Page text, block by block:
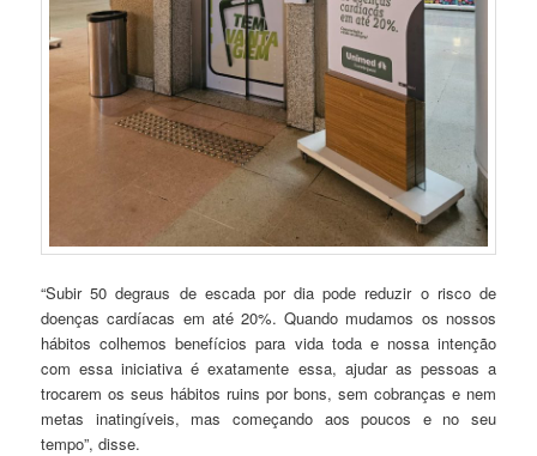
“Subir 50 degraus de escada por dia pode reduzir o risco de
doenças cardíacas em até 20%. Quando mudamos os nossos
hábitos colhemos benefícios para vida toda e nossa intenção
com essa iniciativa é exatamente essa, ajudar as pessoas a
trocarem os seus hábitos ruins por bons, sem cobranças e nem
metas inatingíveis, mas começando aos poucos e no seu
tempo”, disse.